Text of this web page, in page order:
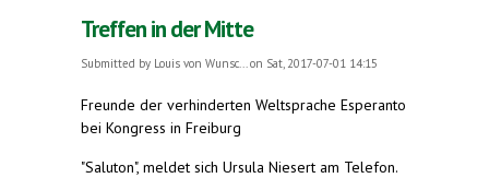
Treffen in der Mitte
Submitted by Louis von Wunsc... on Sat, 2017-07-01 14:15
Freunde der verhinderten Weltsprache Esperanto
bei Kongress in Freiburg
"Saluton", meldet sich Ursula Niesert am Telefon.